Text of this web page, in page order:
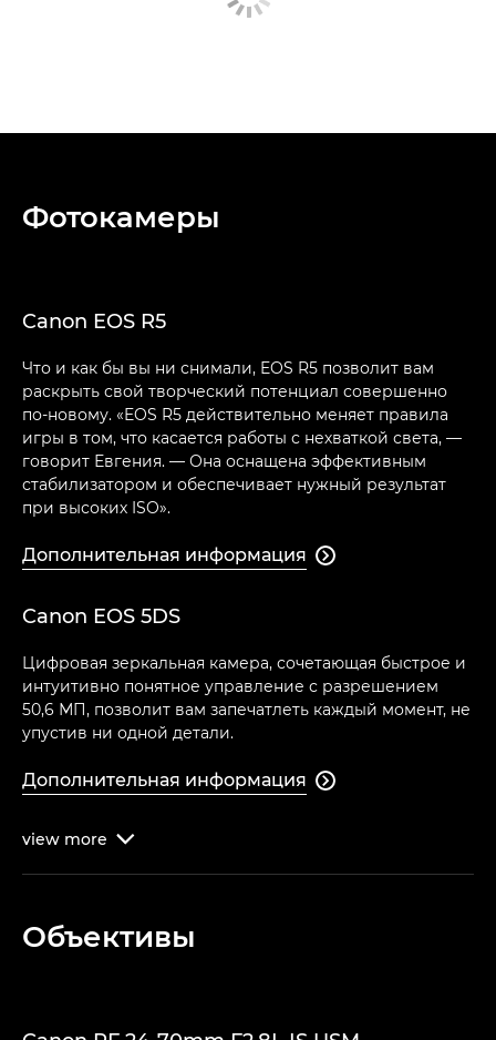
Фотокамеры
Canon EOS R5
Что и как бы вы ни снимали, EOS R5 позволит вам
раскрыть свой творческий потенциал совершенно
по-новому. «EOS R5 действительно меняет правила
игры в том, что касается работы с нехваткой света, —
говорит Евгения. — Она оснащена эффективным
стабилизатором и обеспечивает нужный результат
при высоких ISO».
Дополнительная информация 
Canon EOS 5DS
Цифровая зеркальная камера, сочетающая быстрое и
интуитивно понятное управление с разрешением
50,6 МП, позволит вам запечатлеть каждый момент, не
упустив ни одной детали.
Дополнительная информация 
view more 
Объективы